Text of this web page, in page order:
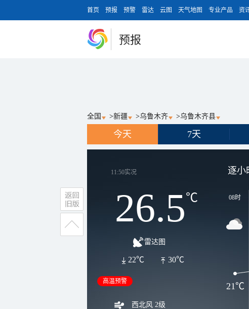
首页 预报 预警 雷达 云图 天气地图 专业产品 资
预报
全国 >新疆 >乌鲁木齐 >乌鲁木齐县
今天 7天
11:50实况
26.5℃
雷达图
30℃
22℃
高温预警
西北风 2级
逐小
08时
21℃